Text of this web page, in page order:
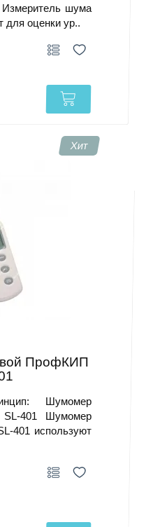
шума
оценки ур..
Хит
ПрофКИП
Шумомер
401 Шумомер
401 используют